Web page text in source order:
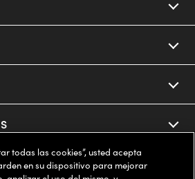
todas las cookies”, usted acepta
en su dispositivo para mejorar